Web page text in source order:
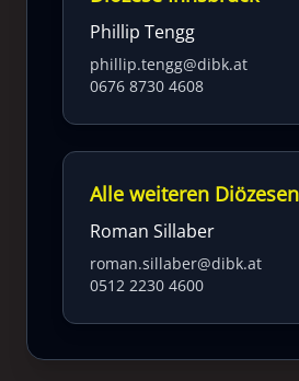
Phillip Tengg
phillip.tengg@dibk.at
0676 8730 4608
Alle weiteren Diözesen
Roman Sillaber
roman.sillaber@dibk.at
0512 2230 4600